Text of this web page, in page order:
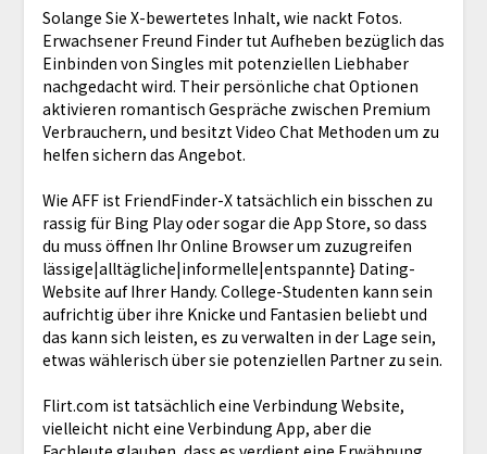
Solange Sie X-bewertetes Inhalt, wie nackt Fotos.
Erwachsener Freund Finder tut Aufheben bezüglich das
Einbinden von Singles mit potenziellen Liebhaber
nachgedacht wird. Their persönliche chat Optionen
aktivieren romantisch Gespräche zwischen Premium
Verbrauchern, und besitzt Video Chat Methoden um zu
helfen sichern das Angebot.
Wie AFF ist FriendFinder-X tatsächlich ein bisschen zu
rassig für Bing Play oder sogar die App Store, so dass
du muss öffnen Ihr Online Browser um zuzugreifen
lässige|alltägliche|informelle|entspannte} Dating-
Website auf Ihrer Handy. College-Studenten kann sein
aufrichtig über ihre Knicke und Fantasien beliebt und
das kann sich leisten, es zu verwalten in der Lage sein,
etwas wählerisch über sie potenziellen Partner zu sein.
Flirt.com ist tatsächlich eine Verbindung Website,
vielleicht nicht eine Verbindung App, aber die